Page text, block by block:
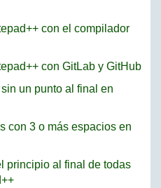
con el compilador
con GitLab y GitHub
un punto al final en
con 3 o más espacios en
principio al final de todas